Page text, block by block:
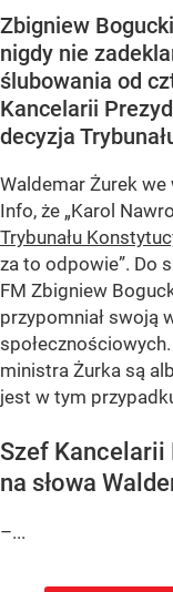
Zbigniew
nigdy nie
ślubowania od
Kancelarii
decyzja
Waldemar Żurek
Info, że „Karol
Trybunału
za to odpowie”. Do
FM Zbigniew
przypomniał swoją
ministra Żurka są
jest w tym
Szef Kancelarii
na słowa
–...